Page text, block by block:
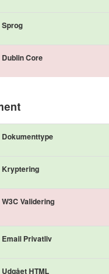
Sprog
Dublin Core
Dokumenttype
Kryptering
W3C Validering
Email Privatliv
Udgået HTML